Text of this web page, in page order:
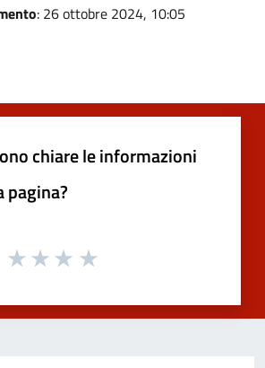
: 26 ottobre 2024, 10:05
chiare le informazioni
pagina?